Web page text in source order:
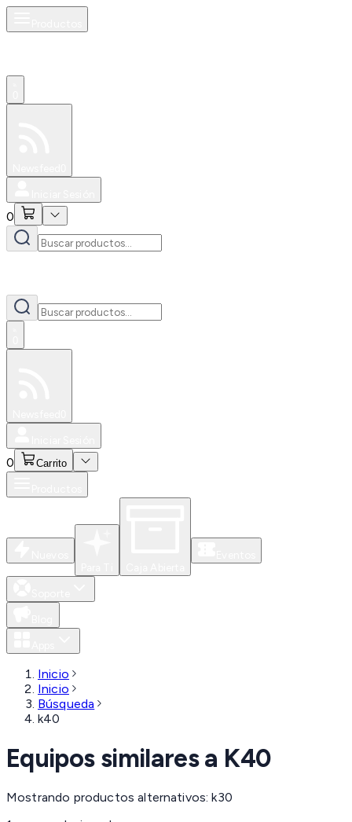
0
0 Carrito
Inicio
Inicio
Búsqueda
k40
Equipos similares a K40
Mostrando productos alternativos: k30